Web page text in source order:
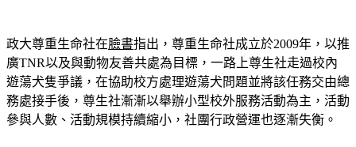
政大尊重生命社在臉書指出，尊重生命社成立於2009年，以推
廣TNR以及與動物友善共處為目標，一路上尊生社走過校內
遊蕩犬隻爭議，在協助校方處理遊蕩犬問題並將該任務交由總
務處接手後，尊生社漸漸以舉辦小型校外服務活動為主，活動
參與人數、活動規模持續縮小，社團行政營運也逐漸失衡。